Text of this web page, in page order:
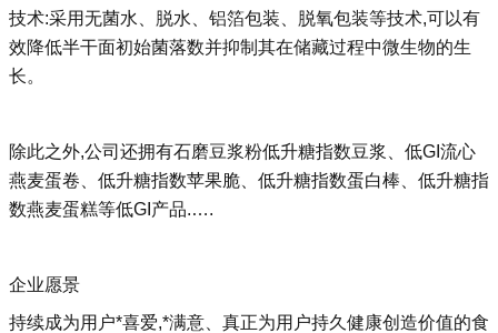
技术:采用无菌水、脱水、铝箔包装、脱氧包装等技术,可以有
效降低半干面初始菌落数并抑制其在储藏过程中微生物的生
长。
除此之外,公司还拥有石磨豆浆粉低升糖指数豆浆、低GI流心
燕麦蛋卷、低升糖指数苹果脆、低升糖指数蛋白棒、低升糖指
数燕麦蛋糕等低GI产品.….
企业愿景
持续成为用户*喜爱,*满意、真正为用户持久健康创造价值的食